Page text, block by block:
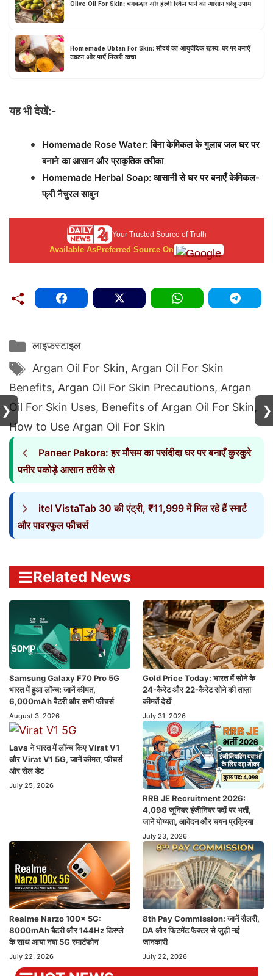
Olive Oil For Skin: चमकदार और हेल्दी स्किन पाने का आसान घरेलू उपाय
Homemade Ubtan For Skin: सौंदर्य का आयुर्वेदिक रहस्य, घर पर बनाएँ
उबटन और पाएँ निखरी त्वचा
यह भी देखें:-
Homemade Rose Water: बिना केमिकल के गुलाब जल घर पर
बनाने का आसान और प्राकृतिक तरीका
Homemade Herbal Soap: आसानी से घर पर बनाएँ केमिकल-
फ्री नैचुरल साबुन
Your Trusted Source of Truth
Available AsPreferred Source On
Categories
लाइफस्टाइल
Tags
Argan Oil For Skin, Argan Oil For Skin
Benefits, Argan Oil For Skin Precautions, Argan
Oil For Skin Uses, Benefits of Argan Oil For Skin,
How to Use Argan Oil For Skin
Paneer Pakora: हर मौसम का पसंदीदा घर पर बनाएँ कुरकुरे
पनीर पकोड़े आसान तरीके से
itel VistaTab 30 की एंट्री, ₹11,999 में मिल रहे हैं स्मार्ट
और पावरफुल फीचर्स
Related News
Samsung Galaxy F70 Pro 5G
भारत में हुआ लॉन्च: जानें कीमत,
6,000mAh बैटरी और सभी फीचर्स
August 3, 2026
Gold Price Today: भारत में सोने के
24-कैरेट और 22-कैरेट सोने की ताज़ा
कीमतें देखें
July 31, 2026
Lava ने भारत में लॉन्च किए Virat V1
और Virat V1 5G, जानें कीमत, फीचर्स
और सेल डेट
July 25, 2026
RRB JE Recruitment 2026:
4,098 जूनियर इंजीनियर पदों पर भर्ती,
जानें योग्यता, आवेदन और चयन प्रक्रिया
July 23, 2026
Realme Narzo 100x 5G:
8000mAh बैटरी और 144Hz डिस्प्ले
के साथ आया नया 5G स्मार्टफोन
July 22, 2026
8th Pay Commission: जानें सैलरी,
DA और फिटमेंट फैक्टर से जुड़ी नई
जानकारी
July 22, 2026
❯ ❯